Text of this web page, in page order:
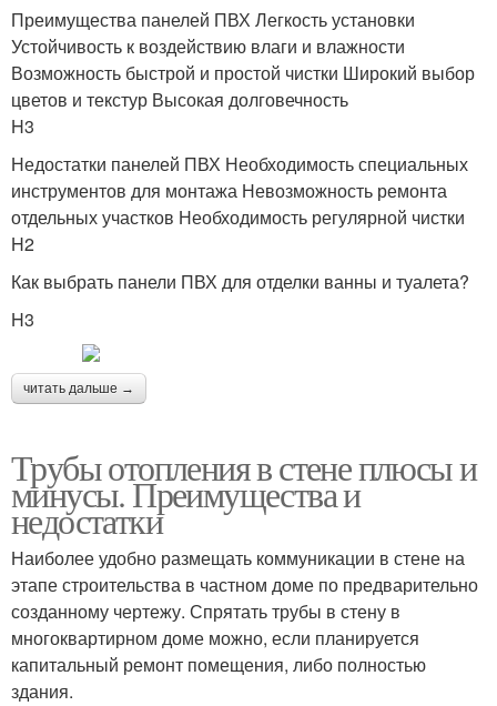
Преимущества панелей ПВХ Легкость установки
Устойчивость к воздействию влаги и влажности
Возможность быстрой и простой чистки Широкий выбор
цветов и текстур Высокая долговечность
H3
Недостатки панелей ПВХ Необходимость специальных
инструментов для монтажа Невозможность ремонта
отдельных участков Необходимость регулярной чистки
H2
Как выбрать панели ПВХ для отделки ванны и туалета?
H3
читать дальше →
Трубы отопления в стене плюсы и
минусы. Преимущества и
недостатки
Наиболее удобно размещать коммуникации в стене на
этапе строительства в частном доме по предварительно
созданному чертежу. Спрятать трубы в стену в
многоквартирном доме можно, если планируется
капитальный ремонт помещения, либо полностью
здания.